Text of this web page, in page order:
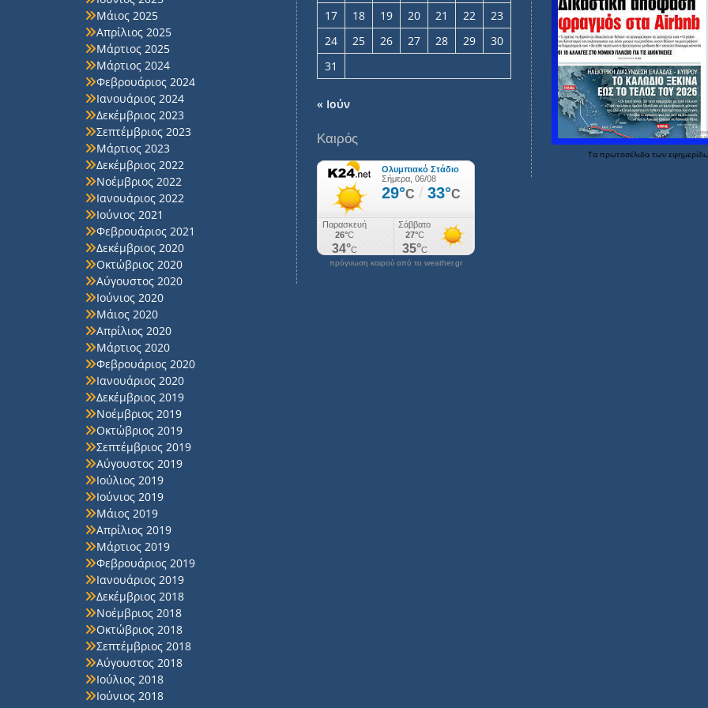
Μάιος 2025
Απρίλιος 2025
Μάρτιος 2025
Μάρτιος 2024
Φεβρουάριος 2024
Ιανουάριος 2024
Δεκέμβριος 2023
Σεπτέμβριος 2023
Μάρτιος 2023
Δεκέμβριος 2022
Νοέμβριος 2022
Ιανουάριος 2022
Ιούνιος 2021
Φεβρουάριος 2021
Δεκέμβριος 2020
Οκτώβριος 2020
Αύγουστος 2020
Ιούνιος 2020
Μάιος 2020
Απρίλιος 2020
Μάρτιος 2020
Φεβρουάριος 2020
Ιανουάριος 2020
Δεκέμβριος 2019
Νοέμβριος 2019
Οκτώβριος 2019
Σεπτέμβριος 2019
Αύγουστος 2019
Ιούλιος 2019
Ιούνιος 2019
Μάιος 2019
Απρίλιος 2019
Μάρτιος 2019
Φεβρουάριος 2019
Ιανουάριος 2019
Δεκέμβριος 2018
Νοέμβριος 2018
Οκτώβριος 2018
Σεπτέμβριος 2018
Αύγουστος 2018
Ιούλιος 2018
Ιούνιος 2018
17 18 19 20 21 22
23
24
25 26 27 28 29
30
31
« Ιούν
Καιρός
πρόγνωση καιρού από το weather.gr
Τα πρωτοσέλιδα των